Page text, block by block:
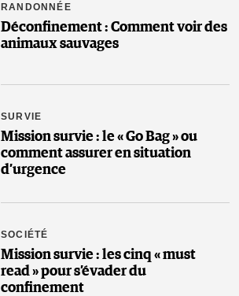
RANDONNÉE
Déconfinement : Comment voir des
animaux sauvages
SURVIE
Mission survie : le « Go Bag » ou
comment assurer en situation
d’urgence
SOCIÉTÉ
Mission survie : les cinq « must
read » pour s’évader du
confinement